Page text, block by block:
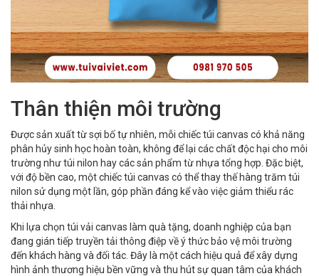
Thân thiện môi trường
Được sản xuất từ sợi bố tự nhiên, mỗi chiếc túi canvas có khả năng
phân hủy sinh học hoàn toàn, không để lại các chất độc hại cho môi
trường như túi nilon hay các sản phẩm từ nhựa tổng hợp. Đặc biệt,
với độ bền cao, một chiếc túi canvas có thể thay thế hàng trăm túi
nilon sử dụng một lần, góp phần đáng kể vào việc giảm thiểu rác
thải nhựa.
Khi lựa chọn túi vải canvas làm quà tặng, doanh nghiệp của bạn
đang gián tiếp truyền tải thông điệp về ý thức bảo vệ môi trường
đến khách hàng và đối tác. Đây là một cách hiệu quả để xây dựng
hình ảnh thương hiệu bền vững và thu hút sự quan tâm của khách